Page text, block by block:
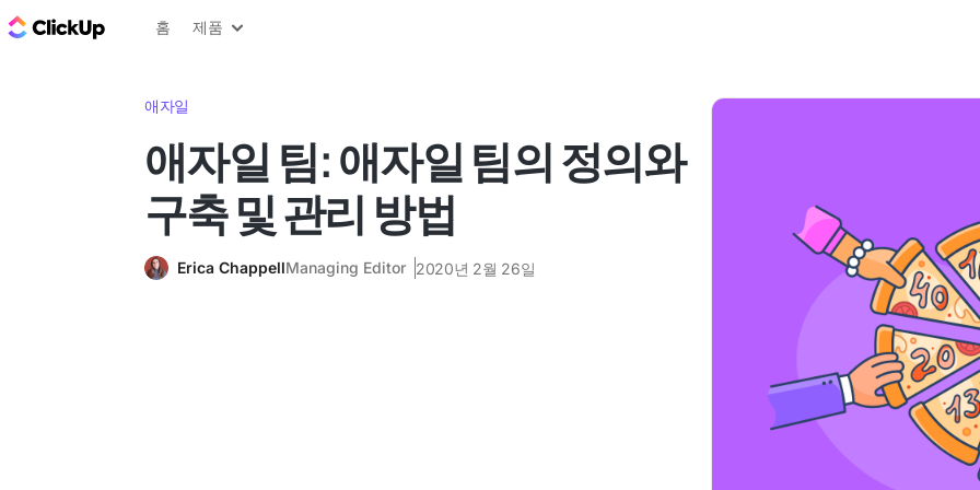
ClickUp 블로그
홈 제품
애자일
애자일 팀: 애자일 팀의 정의와
구축 및 관리 방법
Erica ChappellManaging Editor 2020년 2월 26일